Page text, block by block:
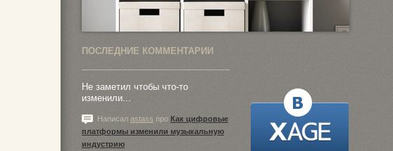
ПОСЛЕДНИЕ КОММЕНТАРИИ
Не заметил чтобы что-то
изменили...
Написал astass про Как цифровые
платформы изменили музыкальную
индустрию